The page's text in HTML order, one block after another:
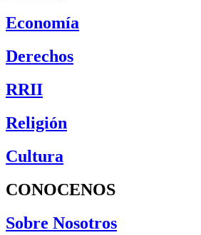
Economía
Derechos
RRII
Religión
Cultura
CONOCENOS
Sobre Nosotros